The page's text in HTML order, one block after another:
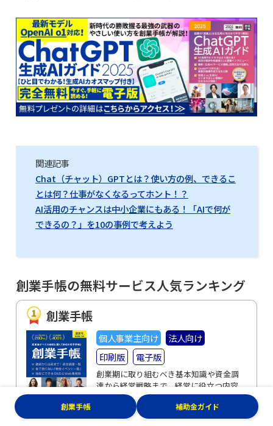
関連記事
Chat（チャット）GPTとは？使い方の例、できるこ
とは何？仕事がなくなるってホント！？
AI活用のチャンスは中小企業にもある！「AIで何が
できるの？」を10の事例で考えよう
創業手帳の無料サービス人気ランキング
創業手帳
個人事業主向け
法人向け
印刷版
電子版
創業期に取り組むべき基本知識や資金調
達から経営戦略まで、経営に役立つ内容
が満載
創業手帳 補助金ガイド